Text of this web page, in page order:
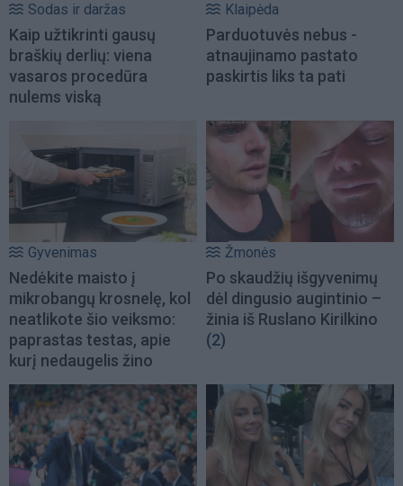
Sodas ir daržas
Kaip užtikrinti gausų
braškių derlių: viena
vasaros procedūra
nulems viską
Klaipėda
Parduotuvės nebus -
atnaujinamo pastato
paskirtis liks ta pati
Gyvenimas
Nedėkite maisto į
mikrobangų krosnelę, kol
neatlikote šio veiksmo:
paprastas testas, apie
kurį nedaugelis žino
Žmonės
Po skaudžių išgyvenimų
dėl dingusio augintinio –
žinia iš Ruslano Kirilkino
(2)